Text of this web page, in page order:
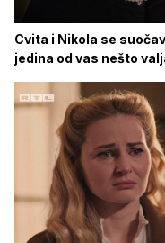
Cvita i Nikola se
jedina od vas nešto